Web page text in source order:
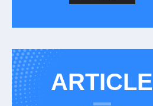
ARTICLE